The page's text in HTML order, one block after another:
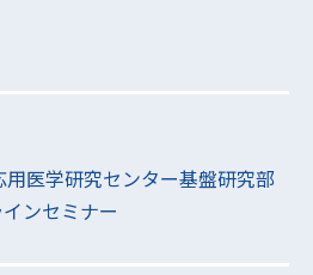
用医学研究センター基盤研究部
ンセミナー